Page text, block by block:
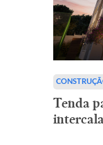
Tenda